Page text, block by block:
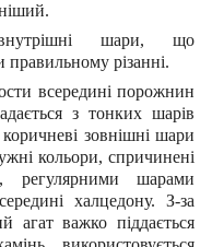
шари, що
правильному різанні.
всередині порожнин
з тонких шарів
зовнішні шари
кольори, спричинені
регулярними шарами
халцедону.
З-за
агат важко піддається